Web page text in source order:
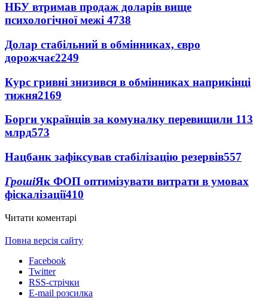
НБУ втримав продаж доларів вище
психологічної межі 4738
Долар стабільний в обмінниках, євро
дорожчає2249
Курс гривні знизився в обмінниках наприкінці
тижня2169
Борги українців за комуналку перевищили 113
млрд573
Нацбанк зафіксував стабілізацію резервів557
ГрошіЯк ФОП оптимізувати витрати в умовах
фіскалізації410
Читати коментарі
Повна версія сайту
Facebook
Twitter
RSS-стрічки
E-mail розсилка